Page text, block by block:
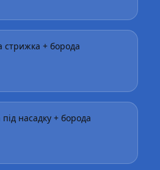
стрижка + борода
насадку + борода